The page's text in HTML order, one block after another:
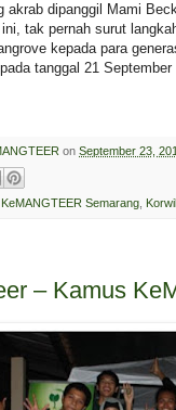
akrab dipanggil Mami
tak pernah surut
kepada para
tanggal 21 September
on September 23,
KeMANGTEER Semarang
– Kamus